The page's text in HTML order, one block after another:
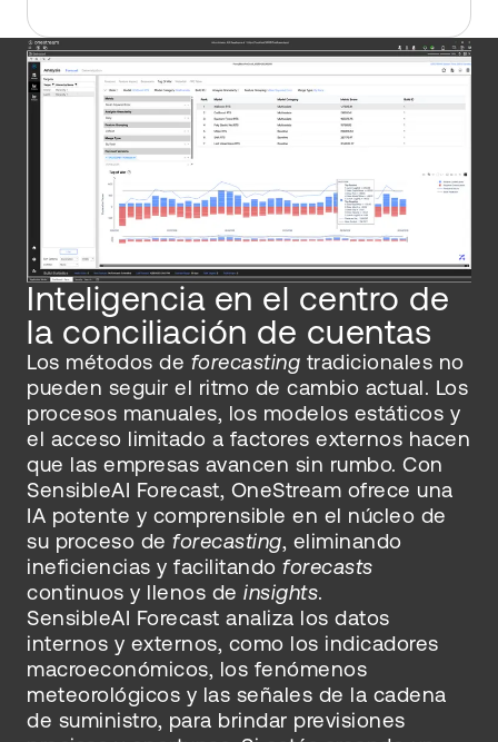
Inteligencia en el centro de
la conciliación de cuentas
Los métodos de forecasting tradicionales no
pueden seguir el ritmo de cambio actual. Los
procesos manuales, los modelos estáticos y
el acceso limitado a factores externos hacen
que las empresas avancen sin rumbo. Con
SensibleAI Forecast, OneStream ofrece una
IA potente y comprensible en el núcleo de
su proceso de forecasting, eliminando
ineficiencias y facilitando forecasts
continuos y llenos de insights.
SensibleAI Forecast analiza los datos
internos y externos, como los indicadores
macroeconómicos, los fenómenos
meteorológicos y las señales de la cadena
de suministro, para brindar previsiones